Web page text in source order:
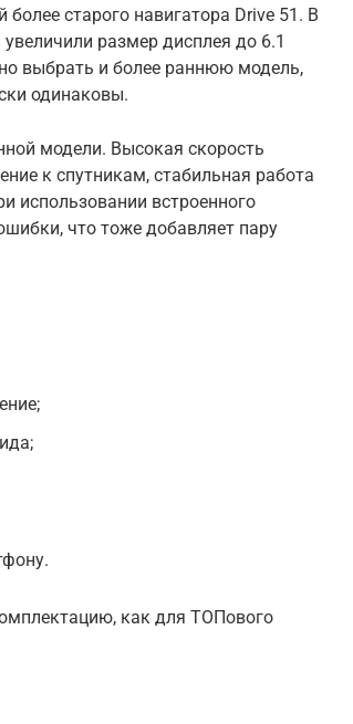
старого навигатора Drive 51. В
размер дисплея до 6.1
выбрать и более раннюю модель,
одинаковы.
модели. Высокая скорость
к спутникам, стабильная работа
использовании встроенного
что тоже добавляет пару
как для ТОПового